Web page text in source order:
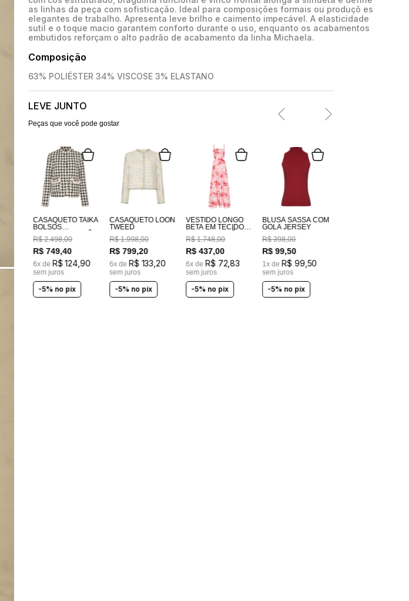
as linhas da peça com sofisticação. Ideal para composições formais ou produçõ es
elegantes de trabalho. Apresenta leve brilho e caimento impecável. A elasticidade
sutil e o toque macio garantem conforto durante o uso, enquanto os acabamentos
embutidos reforçam o alto padrão de acabamento da linha Michaela.
Composição
63% POLIÉSTER 34% VISCOSE 3% ELASTANO
LEVE JUNTO
Peças que você pode gostar
CASAQUETO TAIKA
BOLSOS
BORDADOS A MÃO
R$ 2.498,00
R$ 749,40
6x de R$ 124,90
sem juros
-5% no pix
CASAQUETO LOON
TWEED
R$ 1.998,00
R$ 799,20
6x de R$ 133 20
sem juros
-5% no pix
VESTIDO LONGO
BETA EM TECIDO
100% ALGODÃO
ESTAMPADO
COSTAS EM
LASTEX
R$ 1.748,00
R$ 437,00
6x de R$ 72,83
sem juros
-5% no pix
BLUSA SASSÁ COM
GOLA JERSEY
R$ 398,00
R$ 99,50
1x de R$ 99, 50
sem juros
-5% no pix